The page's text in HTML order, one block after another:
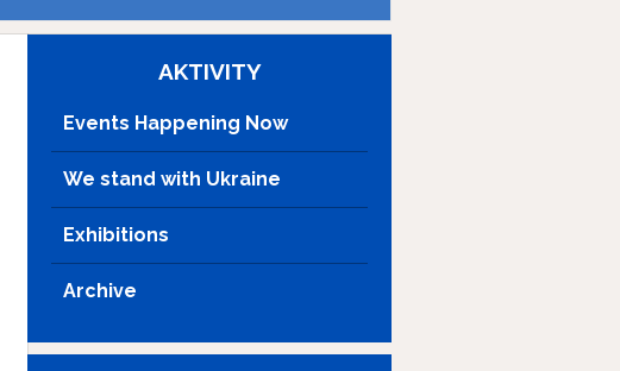
AKTIVITY
Events Happening Now
We stand with Ukraine
Exhibitions
Archive